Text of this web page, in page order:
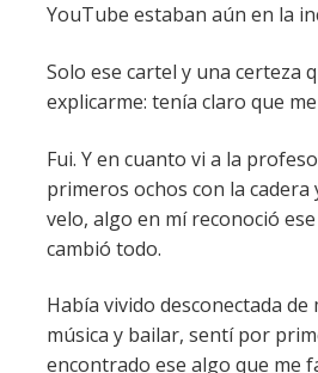
YouTube estaban aún en la
Solo ese cartel y una certeza
explicarme: tenía claro que
Fui. Y en cuanto vi a la
primeros ochos con la
velo, algo en mí reconoció
cambió todo.
Había vivido desconectada de
música y bailar, sentí por
encontrado ese algo que me